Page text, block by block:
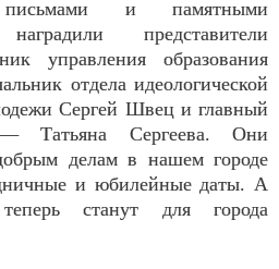
письмами и памятными
представители
управления образования
отдела идеологической
Сергей Швец и главный
— Татьяна Сергеева. Они
делам в нашем городе
и юбилейные даты. А
станут для города